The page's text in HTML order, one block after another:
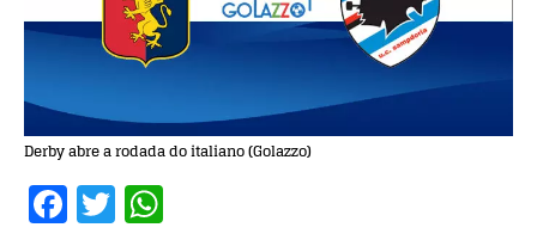
Derby abre a rodada do italiano (Golazzo)
F T